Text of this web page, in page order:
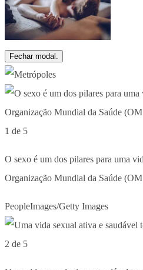
Fechar modal.
1 de 5
O sexo é um dos pilares para uma
Organização Mundial da Saúde
PeopleImages/Getty Images
2 de 5